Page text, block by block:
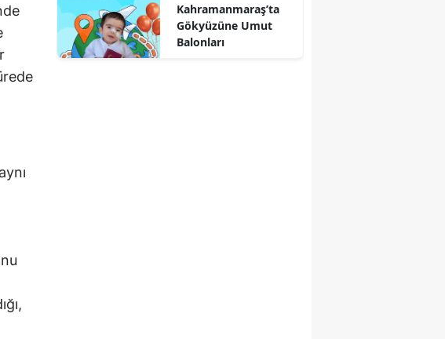
Kahramanmaraş’ta
Gökyüzüne Umut
Balonları